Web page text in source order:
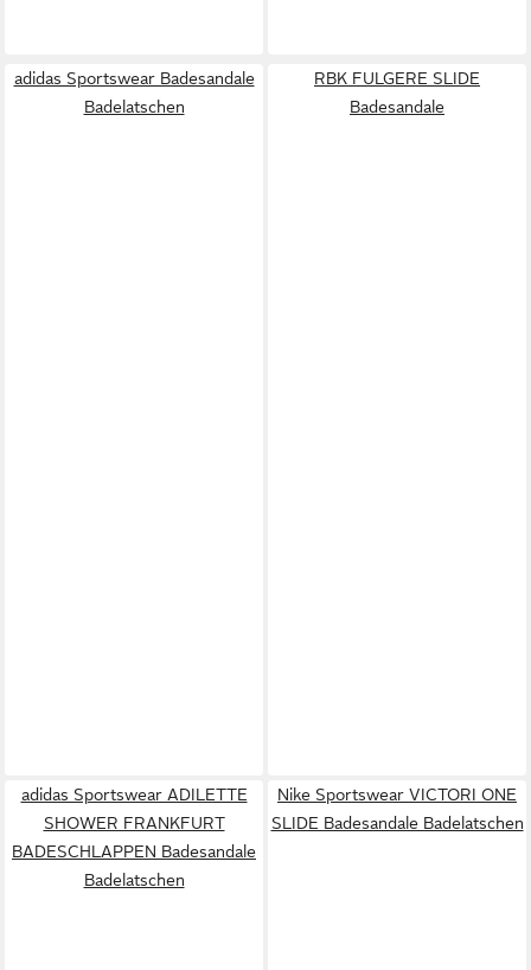
adidas Sportswear Badesandale
Badelatschen
RBK FULGERE SLIDE
Badesandale
adidas Sportswear ADILETTE
SHOWER FRANKFURT
BADESCHLAPPEN Badesandale
Badelatschen
Nike Sportswear VICTORI ONE
SLIDE Badesandale Badelatschen